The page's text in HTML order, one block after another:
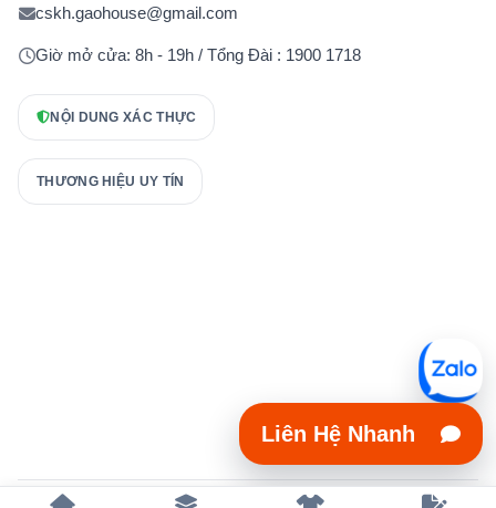
cskh.gaohouse@gmail.com
Giờ mở cửa: 8h - 19h / Tổng Đài : 1900 1718
NỘI DUNG XÁC THỰC
THƯƠNG HIỆU UY TÍN
Liên Hệ Nhanh